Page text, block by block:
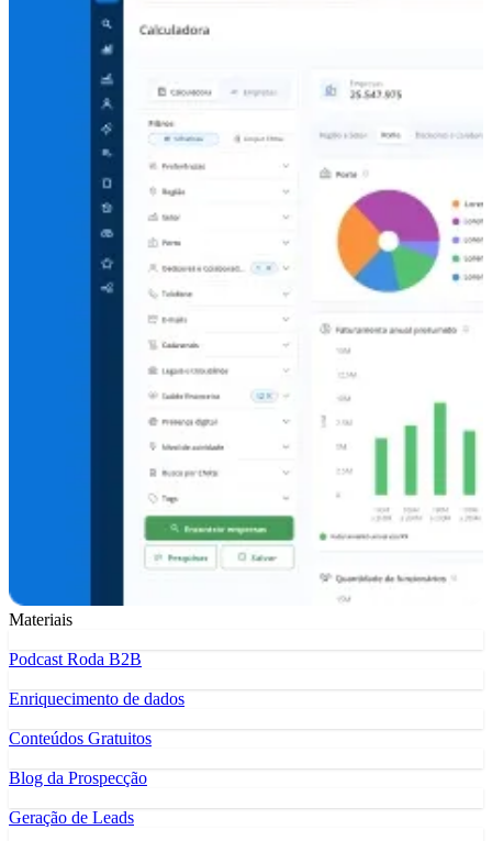
Materiais
Podcast Roda B2B
Enriquecimento de dados
Conteúdos Gratuitos
Blog da Prospecção
Geração de Leads